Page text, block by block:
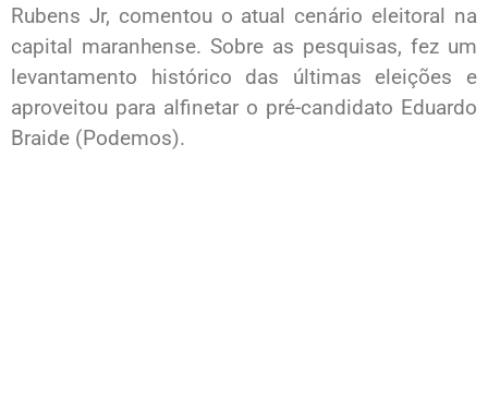
Rubens Jr, comentou o atual cenário eleitoral na
capital maranhense. Sobre as pesquisas, fez um
levantamento histórico das últimas eleições e
aproveitou para alfinetar o pré-candidato Eduardo
Braide (Podemos).